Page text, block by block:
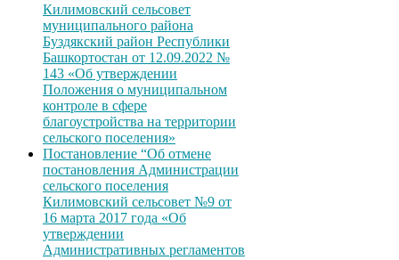
Килимовский сельсовет
муниципального района
Буздякский район Республики
Башкортостан от 12.09.2022 №
143 «Об утверждении
Положения о муниципальном
контроле в сфере
благоустройства на территории
сельского поселения»
Постановление “Об отмене
постановления Администрации
сельского поселения
Килимовский сельсовет №9 от
16 марта 2017 года «Об
утверждении
Административных регламентов